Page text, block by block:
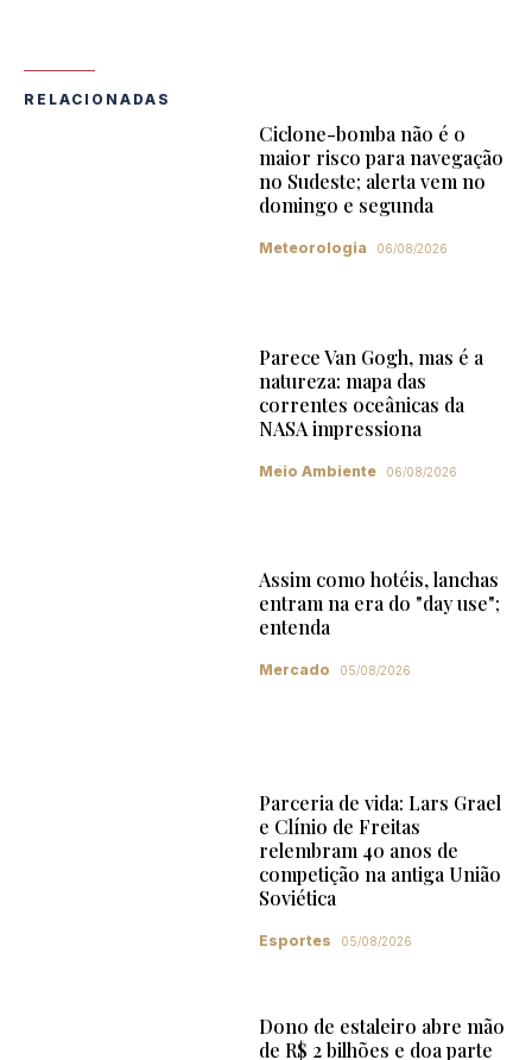
RELACIONADAS
Ciclone-bomba não é o
maior risco para navegação
no Sudeste; alerta vem no
domingo e segunda
Meteorologia 06/08/2026
Parece Van Gogh, mas é a
natureza: mapa das
correntes oceânicas da
NASA impressiona
Meio Ambiente 06/08/2026
Assim como hotéis, lanchas
entram na era do "day use";
entenda
Mercado 05/08/2026
Parceria de vida: Lars Grael
e Clínio de Freitas
relembram 40 anos de
competição na antiga União
Soviética
Esportes 05/08/2026
Dono de estaleiro abre mão
de R$ 2 bilhões e doa parte